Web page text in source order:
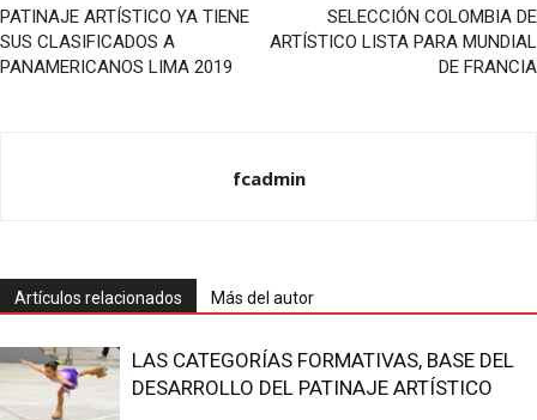
PATINAJE ARTÍSTICO YA TIENE
SUS CLASIFICADOS A
PANAMERICANOS LIMA 2019
SELECCIÓN COLOMBIA DE
ARTÍSTICO LISTA PARA MUNDIAL
DE FRANCIA
fcadmin
Artículos relacionados Más del autor
LAS CATEGORÍAS FORMATIVAS, BASE DEL
DESARROLLO DEL PATINAJE ARTÍSTICO